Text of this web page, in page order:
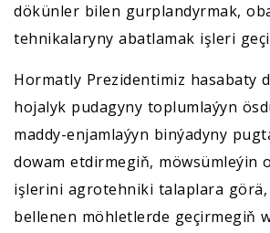
dökünler bilen gurplandyrmak,
tehnikalaryny abatlamak işleri
Hormatly Prezidentimiz hasabaty
hojalyk pudagyny toplumlaýyn
maddy-enjamlaýyn binýadyny
dowam etdirmegiň, möwsümleýin
işlerini agrotehniki talaplara
bellenen möhletlerde geçirmegiň